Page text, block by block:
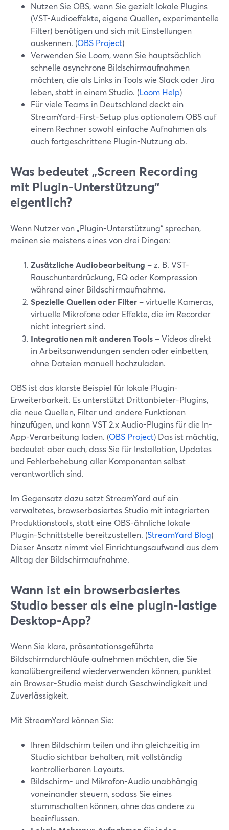
Nutzen Sie OBS, wenn Sie gezielt lokale Plugins
(VST-Audioeffekte, eigene Quellen, experimentelle
Filter) benötigen und sich mit Einstellungen
auskennen. (OBS Project)
Verwenden Sie Loom, wenn Sie hauptsächlich
schnelle asynchrone Bildschirmaufnahmen
möchten, die als Links in Tools wie Slack oder Jira
leben, statt in einem Studio. (Loom Help)
Für viele Teams in Deutschland deckt ein
StreamYard-First-Setup plus optionalem OBS auf
einem Rechner sowohl einfache Aufnahmen als
auch fortgeschrittene Plugin-Nutzung ab.
Was bedeutet „Screen Recording
mit Plugin-Unterstützung“
eigentlich?
Wenn Nutzer von „Plugin-Unterstützung“ sprechen,
meinen sie meistens eines von drei Dingen:
Zusätzliche Audiobearbeitung – z. B. VST-
Rauschunterdrückung, EQ oder Kompression
während einer Bildschirmaufnahme.
Spezielle Quellen oder Filter – virtuelle Kameras,
virtuelle Mikrofone oder Effekte, die im Recorder
nicht integriert sind.
Integrationen mit anderen Tools – Videos direkt
in Arbeitsanwendungen senden oder einbetten,
ohne Dateien manuell hochzuladen.
OBS ist das klarste Beispiel für lokale Plugin-
Erweiterbarkeit. Es unterstützt Drittanbieter-Plugins,
die neue Quellen, Filter und andere Funktionen
hinzufügen, und kann VST 2.x Audio-Plugins für die In-
App-Verarbeitung laden. (OBS Project) Das ist mächtig,
bedeutet aber auch, dass Sie für Installation, Updates
und Fehlerbehebung aller Komponenten selbst
verantwortlich sind.
Im Gegensatz dazu setzt StreamYard auf ein
verwaltetes, browserbasiertes Studio mit integrierten
Produktionstools, statt eine OBS-ähnliche lokale
Plugin-Schnittstelle bereitzustellen. (StreamYard Blog)
Dieser Ansatz nimmt viel Einrichtungsaufwand aus dem
Alltag der Bildschirmaufnahme.
Wann ist ein browserbasiertes
Studio besser als eine plugin-lastige
Desktop-App?
Wenn Sie klare, präsentationsgeführte
Bildschirmdurchläufe aufnehmen möchten, die Sie
kanalübergreifend wiederverwenden können, punktet
ein Browser-Studio meist durch Geschwindigkeit und
Zuverlässigkeit.
Mit StreamYard können Sie:
Ihren Bildschirm teilen und ihn gleichzeitig im
Studio sichtbar behalten, mit vollständig
kontrollierbaren Layouts.
Bildschirm- und Mikrofon-Audio unabhängig
voneinander steuern, sodass Sie eines
stummschalten können, ohne das andere zu
beeinflussen.